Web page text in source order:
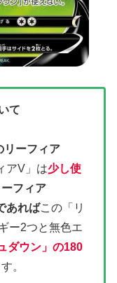
て
リーフィア
アV」は少し使
ーフィア
あればこの「リ
ー2つと無色エ
ダウン」の180
。